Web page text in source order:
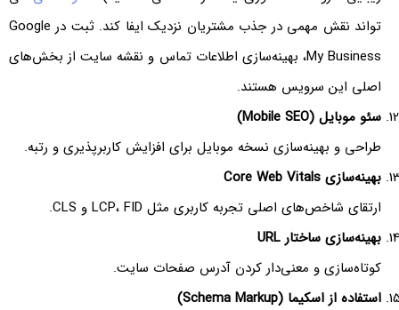
تواند نقش مهمی در جذب مشتریان نزدیک ایفا کند. ثبت در Google
My Business، بهینه‌سازی اطلاعات تماس و نقشه سایت از بخش‌های
اصلی این سرویس هستند.
سئو موبایل (Mobile SEO)
طراحی و بهینه‌سازی نسخه موبایل برای افزایش کاربرپذیری و رتبه.
بهینه‌سازی Core Web Vitals
ارتقای شاخص‌های اصلی تجربه کاربری مثل LCP، FID و CLS.
بهینه‌سازی ساختار URL
کوتاه‌سازی و معنی‌دار کردن آدرس صفحات سایت.
استفاده از اسکیما (Schema Markup)